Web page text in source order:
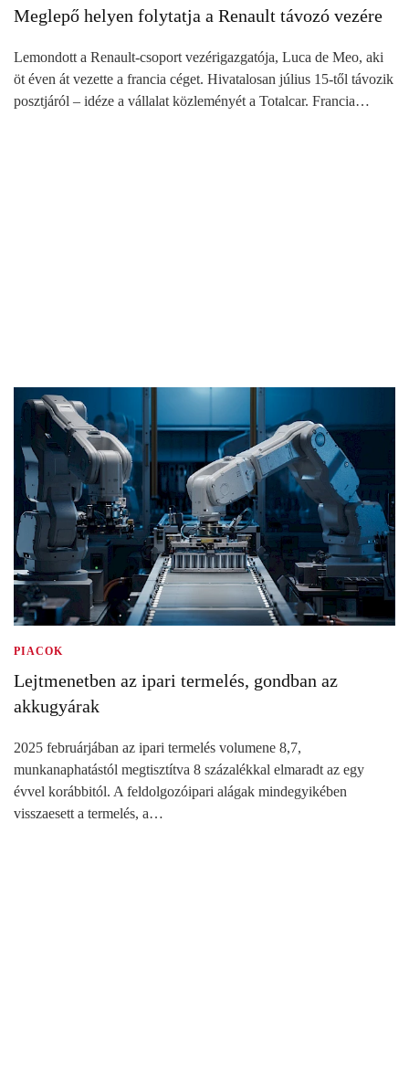
Meglepő helyen folytatja a Renault távozó vezére
Lemondott a Renault-csoport vezérigazgatója, Luca de Meo, aki
öt éven át vezette a francia céget. Hivatalosan július 15-től távozik
posztjáról – idéze a vállalat közleményét a Totalcar. Francia…
PIACOK
Lejtmenetben az ipari termelés, gondban az
akkugyárak
2025 februárjában az ipari termelés volumene 8,7,
munkanaphatástól megtisztítva 8 százalékkal elmaradt az egy
évvel korábbitól. A feldolgozóipari alágak mindegyikében
visszaesett a termelés, a…